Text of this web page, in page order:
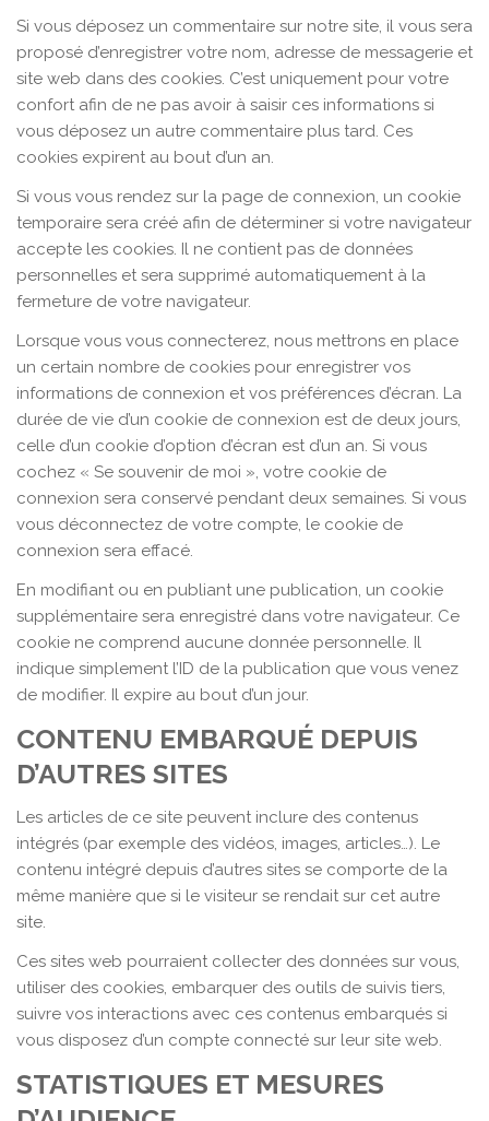
Si vous déposez un commentaire sur notre site, il vous sera
proposé d’enregistrer votre nom, adresse de messagerie et
site web dans des cookies. C’est uniquement pour votre
confort afin de ne pas avoir à saisir ces informations si
vous déposez un autre commentaire plus tard. Ces
cookies expirent au bout d’un an.
Si vous vous rendez sur la page de connexion, un cookie
temporaire sera créé afin de déterminer si votre navigateur
accepte les cookies. Il ne contient pas de données
personnelles et sera supprimé automatiquement à la
fermeture de votre navigateur.
Lorsque vous vous connecterez, nous mettrons en place
un certain nombre de cookies pour enregistrer vos
informations de connexion et vos préférences d’écran. La
durée de vie d’un cookie de connexion est de deux jours,
celle d’un cookie d’option d’écran est d’un an. Si vous
cochez « Se souvenir de moi », votre cookie de
connexion sera conservé pendant deux semaines. Si vous
vous déconnectez de votre compte, le cookie de
connexion sera effacé.
En modifiant ou en publiant une publication, un cookie
supplémentaire sera enregistré dans votre navigateur. Ce
cookie ne comprend aucune donnée personnelle. Il
indique simplement l’ID de la publication que vous venez
de modifier. Il expire au bout d’un jour.
CONTENU EMBARQUÉ DEPUIS
D’AUTRES SITES
Les articles de ce site peuvent inclure des contenus
intégrés (par exemple des vidéos, images, articles…). Le
contenu intégré depuis d’autres sites se comporte de la
même manière que si le visiteur se rendait sur cet autre
site.
Ces sites web pourraient collecter des données sur vous,
utiliser des cookies, embarquer des outils de suivis tiers,
suivre vos interactions avec ces contenus embarqués si
vous disposez d’un compte connecté sur leur site web.
STATISTIQUES ET MESURES